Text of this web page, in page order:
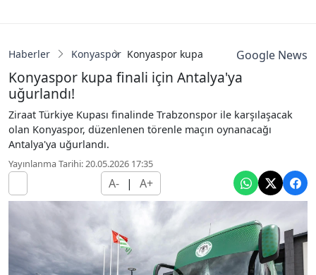
Haberler Konyaspor Konyaspor kupa finali için Antalya'ya
Google News
Konyaspor kupa finali için Antalya'ya
uğurlandı!
Ziraat Türkiye Kupası finalinde Trabzonspor ile karşılaşacak
olan Konyaspor, düzenlenen törenle maçın oynanacağı
Antalya'ya uğurlandı.
Yayınlanma Tarihi: 20.05.2026 17:35
A- | A+